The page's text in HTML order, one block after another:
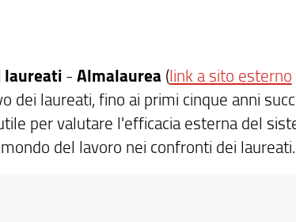
laureati- Almalaurea (link a sito esterno
dei laureati, fino ai primi cinque anni
per valutare l'efficacia esterna del
del lavoro nei confronti dei laureati.